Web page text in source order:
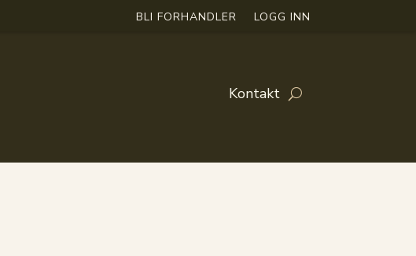
BLI FORHANDLER LOGG INN
Kontakt